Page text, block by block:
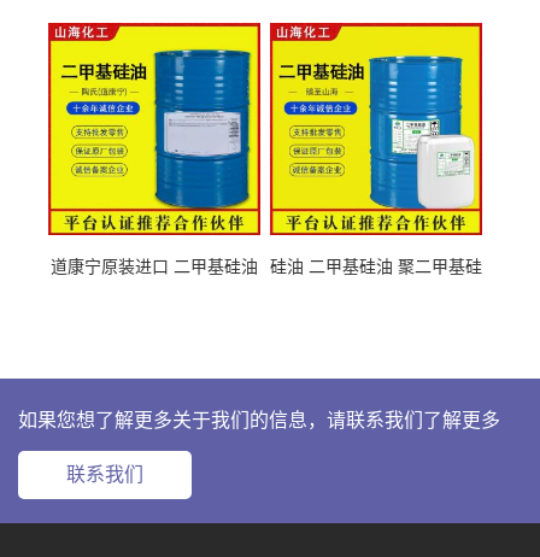
道康宁原装进口 二甲基硅油
硅油 二甲基硅油 聚二甲基硅
如果您想了解更多关于我们的信息，请联系我们了解更多
联系我们